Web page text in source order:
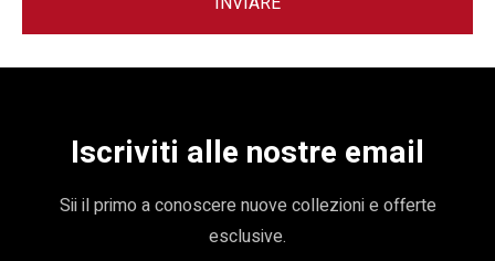
Iscriviti alle nostre email
Sii il primo a conoscere nuove collezioni e offerte
esclusive.